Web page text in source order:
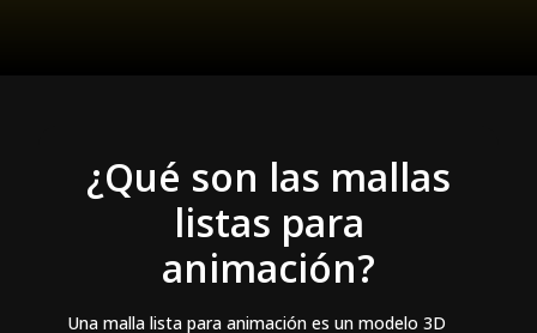
¿Qué son las mallas
listas para
animación?
Una malla lista para animación es un modelo 3D